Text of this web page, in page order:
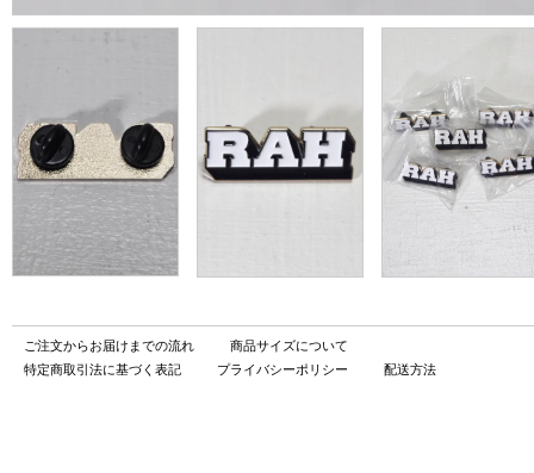
ご注文からお届けまでの流れ
商品サイズについて
特定商取引法に基づく表記
プライバシーポリシー 配送方法